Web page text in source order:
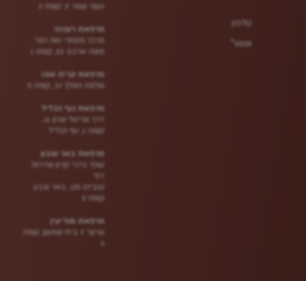
נעמי שמר 9, קומה 3
מרפאת רעננה
מרכז מסחרי נווה זמר
סשה ארגוב 23, קומה 1
מרפאת קרית אונו
שלמה המלך 37, קומה 5
מרפאת נוף הגליל
דרך אריאל שרון 41,
קומה 1, נוף הגליל
מרפאת באר שבע
עופר גרנד קניון שדרות
דוד
טוביהו 125, באר שבע
קומה 2
מרפאת מודיעין
ערער 9 בית שמעון, קומה
4
טלפון
5808*